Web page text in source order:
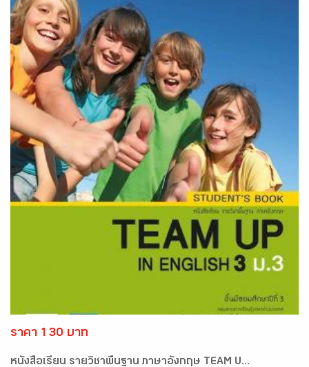
ราคา 130 บาท
หนังสือเรียน รายวิชาพื้นฐาน ภาษาอังกฤษ TEAM U...